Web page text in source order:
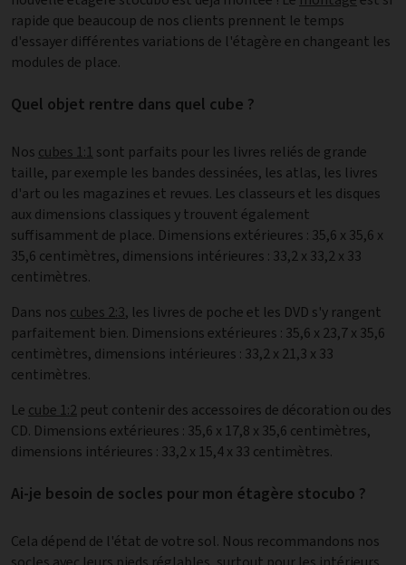
rapide que beaucoup de nos clients prennent le temps
d'essayer différentes variations de l'étagère en changeant les
modules de place.
Quel objet rentre dans quel cube ?
Nos cubes 1:1 sont parfaits pour les livres reliés de grande
taille, par exemple les bandes dessinées, les atlas, les livres
d'art ou les magazines et revues. Les classeurs et les disques
aux dimensions classiques y trouvent également
suffisamment de place. Dimensions extérieures : 35,6 x 35,6 x
35,6 centimètres, dimensions intérieures : 33,2 x 33,2 x 33
centimètres.
Dans nos cubes 2:3, les livres de poche et les DVD s'y rangent
parfaitement bien. Dimensions extérieures : 35,6 x 23,7 x 35,6
centimètres, dimensions intérieures : 33,2 x 21,3 x 33
centimètres.
Le cube 1:2 peut contenir des accessoires de décoration ou des
CD. Dimensions extérieures : 35,6 x 17,8 x 35,6 centimètres,
dimensions intérieures : 33,2 x 15,4 x 33 centimètres.
Ai-je besoin de socles pour mon étagère stocubo ?
Cela dépend de l'état de votre sol. Nous recommandons nos